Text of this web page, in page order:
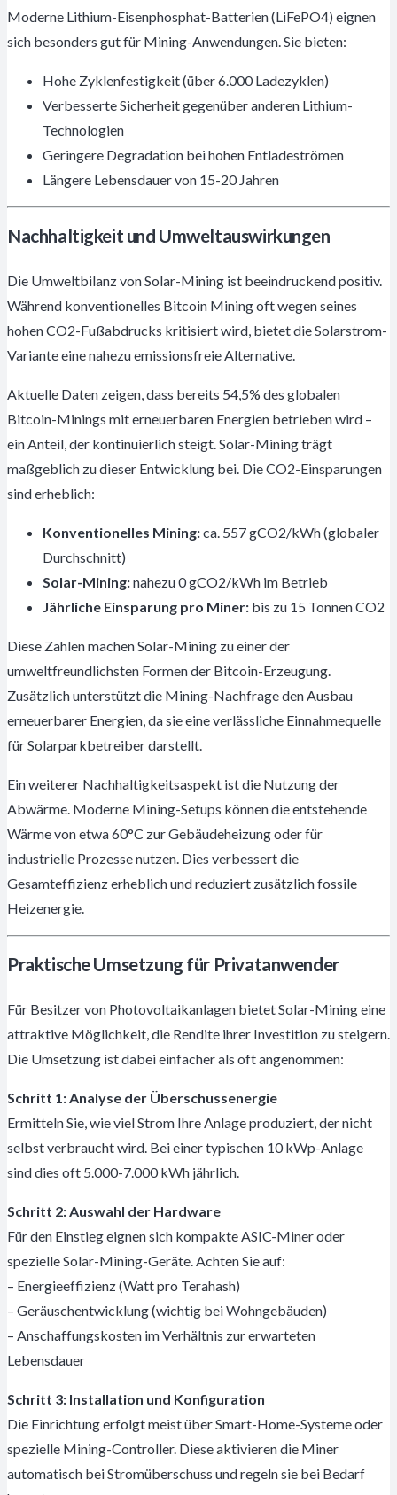
Moderne Lithium-Eisenphosphat-Batterien (LiFePO4) eignen
sich besonders gut für Mining-Anwendungen. Sie bieten:
Hohe Zyklenfestigkeit (über 6.000 Ladezyklen)
Verbesserte Sicherheit gegenüber anderen Lithium-
Technologien
Geringere Degradation bei hohen Entladeströmen
Längere Lebensdauer von 15-20 Jahren
Nachhaltigkeit und Umweltauswirkungen
Die Umweltbilanz von Solar-Mining ist beeindruckend positiv.
Während konventionelles Bitcoin Mining oft wegen seines
hohen CO2-Fußabdrucks kritisiert wird, bietet die Solarstrom-
Variante eine nahezu emissionsfreie Alternative.
Aktuelle Daten zeigen, dass bereits 54,5% des globalen
Bitcoin-Minings mit erneuerbaren Energien betrieben wird –
ein Anteil, der kontinuierlich steigt. Solar-Mining trägt
maßgeblich zu dieser Entwicklung bei. Die CO2-Einsparungen
sind erheblich:
Konventionelles Mining:ca. 557 gCO2/kWh (globaler
Durchschnitt)
Solar-Mining:nahezu 0 gCO2/kWh im Betrieb
Jährliche Einsparung pro Miner: bis zu 15 Tonnen CO2
Diese Zahlen machen Solar-Mining zu einer der
umweltfreundlichsten Formen der Bitcoin-Erzeugung.
Zusätzlich unterstützt die Mining-Nachfrage den Ausbau
erneuerbarer Energien, da sie eine verlässliche Einnahmequelle
für Solarparkbetreiber darstellt.
Ein weiterer Nachhaltigkeitsaspekt ist die Nutzung der
Abwärme. Moderne Mining-Setups können die entstehende
Wärme von etwa 60°C zur Gebäudeheizung oder für
industrielle Prozesse nutzen. Dies verbessert die
Gesamteffizienz erheblich und reduziert zusätzlich fossile
Heizenergie.
Praktische Umsetzung für Privatanwender
Für Besitzer von Photovoltaikanlagen bietet Solar-Mining eine
attraktive Möglichkeit, die Rendite ihrer Investition zu steigern.
Die Umsetzung ist dabei einfacher als oft angenommen:
Schritt 1: Analyse der Überschussenergie
Ermitteln Sie, wie viel Strom Ihre Anlage produziert, der nicht
selbst verbraucht wird. Bei einer typischen 10 kWp-Anlage
sind dies oft 5.000-7.000 kWh jährlich.
Schritt 2: Auswahl der Hardware
Für den Einstieg eignen sich kompakte ASIC-Miner oder
spezielle Solar-Mining-Geräte. Achten Sie auf:
– Energieeffizienz (Watt pro Terahash)
– Geräuschentwicklung (wichtig bei Wohngebäuden)
– Anschaffungskosten im Verhältnis zur erwarteten
Lebensdauer
Schritt 3: Installation und Konfiguration
Die Einrichtung erfolgt meist über Smart-Home-Systeme oder
spezielle Mining-Controller. Diese aktivieren die Miner
automatisch bei Stromüberschuss und regeln sie bei Bedarf